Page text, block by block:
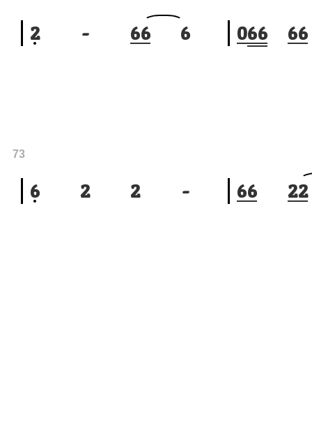
2 - 66 6 066 66
6 2 2 -
73
66 22